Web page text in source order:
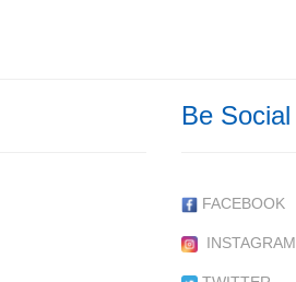
Be Social
FACEBOOK
INSTAGRAM